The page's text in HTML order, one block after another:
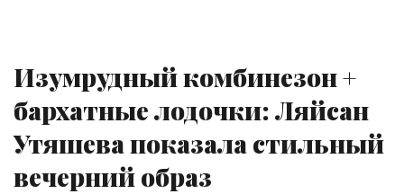
Изумрудный комбинезон +
бархатные лодочки: Ляйсан
Утяшева показала стильный
вечерний образ